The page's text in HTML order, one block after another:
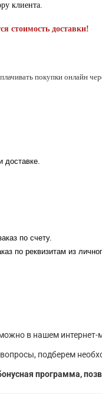
клиента.
стоимость доставки!
покупки онлайн
доставке.
по счету.
по реквизитам из
в нашем интернет-
подберем
программа,